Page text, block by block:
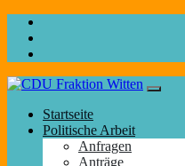
Startseite
Politische Arbeit
Anfragen
Anträge